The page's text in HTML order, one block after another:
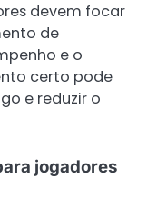
devem focar
de
e o
certo pode
e reduzir o
jogadores